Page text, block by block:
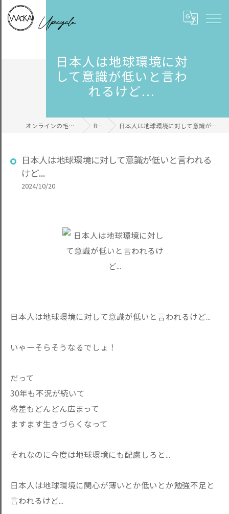
日本人は地球環境に対
して意識が低いと言わ
れるけど...
オンラインの毛糸ならWAcKA BLOG 日本人は地球環境に対して意識が低いと言われるけど...
日本人は地球環境に対して意識が低いと言われる
けど...
2024/10/20
日本人は地球環境に対して意識が低いと言われるけど...
いゃーそらそうなるでしょ！
だって
30年も不況が続いて
格差もどんどん広まって
ますます生きづらくなって
それなのに今度は地球環境にも配慮しろと...
日本人は地球環境に関心が薄いとか低いとか勉強不足と
言われるけど...